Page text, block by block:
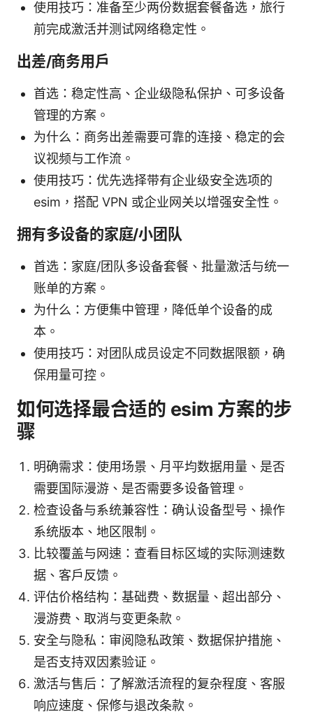
使用技巧：准备至少两份数据套餐备选，旅行
前完成激活并测试网络稳定性。
出差/商务用户
首选：稳定性高、企业级隐私保护、可多设备
管理的方案。
为什么：商务出差需要可靠的连接、稳定的会
议视频与工作流。
使用技巧：优先选择带有企业级安全选项的
esim，搭配 VPN 或企业网关以增强安全性。
拥有多设备的家庭/小团队
首选：家庭/团队多设备套餐、批量激活与统一
账单的方案。
为什么：方便集中管理，降低单个设备的成
本。
使用技巧：对团队成员设定不同数据限额，确
保用量可控。
如何选择最合适的 esim 方案的步
骤
明确需求：使用场景、月平均数据用量、是否
需要国际漫游、是否需要多设备管理。
检查设备与系统兼容性：确认设备型号、操作
系统版本、地区限制。
比较覆盖与网速：查看目标区域的实际测速数
据、客户反馈。
评估价格结构：基础费、数据量、超出部分、
漫游费、取消与变更条款。
安全与隐私：审阅隐私政策、数据保护措施、
是否支持双因素验证。
激活与售后：了解激活流程的复杂程度、客服
响应速度、保修与退改条款。